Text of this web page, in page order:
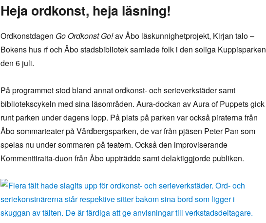
Heja ordkonst, heja läsning!
Ordkonstdagen Go Ordkonst Go!av Åbo läskunnighetprojekt, Kirjan talo –
Bokens hus rf och Åbo stadsbibliotek samlade folk i den soliga Kuppisparken
den 6 juli.
På programmet stod bland annat ordkonst- och serieverkstäder samt
bibliotekscykeln med sina läsområden. Aura-dockan av Aura of Puppets gick
runt parken under dagens lopp. På plats på parken var också piraterna från
Åbo sommarteater på Vårdbergsparken, de var från pjäsen Peter Pan som
spelas nu under sommaren på teatern. Också den improviserande
Kommenttiraita-duon från Åbo uppträdde samt delaktiggjorde publiken.